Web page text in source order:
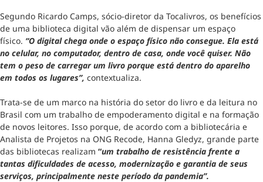
Segundo Ricardo Camps, sócio-diretor da Tocalivros, os benefícios
de uma biblioteca digital vão além de dispensar um espaço
físico. “O digital chega onde o espaço físico não consegue. Ela está
no celular, no computador, dentro de casa, onde você quiser. Não
tem o peso de carregar um livro porque está dentro do aparelho
em todos os lugares”, contextualiza.
Trata-se de um marco na história do setor do livro e da leitura no
Brasil com um trabalho de empoderamento digital e na formação
de novos leitores. Isso porque, de acordo com a bibliotecária e
Analista de Projetos na ONG Recode, Hanna Gledyz, grande parte
das bibliotecas realizam “um trabalho de resistência frente a
tantas dificuldades de acesso, modernização e garantia de seus
serviços, principalmente neste período da pandemia”.